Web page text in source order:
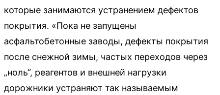
которые занимаются устранением дефектов
покрытия. «Пока не запущены
асфальтобетонные заводы, дефекты покрытия
после снежной зимы, частых переходов через
„ноль“, реагентов и внешней нагрузки
дорожники устраняют так называемым